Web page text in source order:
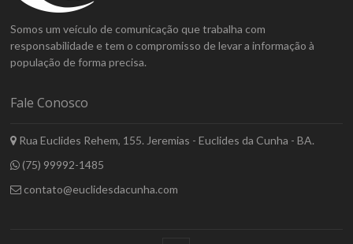
Somos um veículo de comunicação que trabalha com
responsabilidade e tem o compromisso de levar a informação à
população de forma precisa.
Fale Conosco
Rua Euclides Rehem, 155. Jeremias - Euclides da Cunha - BA.
(75) 99992-1485
contato@euclidesdacunha.com